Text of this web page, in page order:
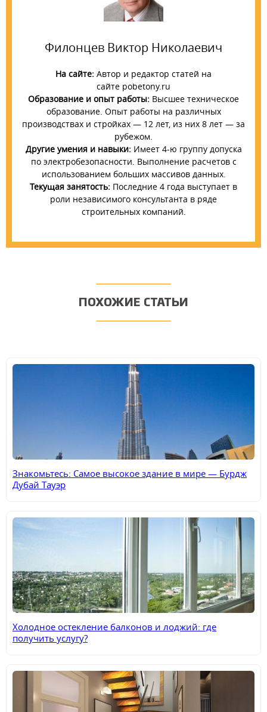
Филонцев Виктор Николаевич
На сайте: Автор и редактор статей на
сайте pobetony.ru
Образование и опыт работы: Высшее техническое
образование. Опыт работы на различных
производствах и стройках — 12 лет, из них 8 лет — за
рубежом.
Другие умения и навыки:Имеет 4-ю группу допуска
по электробезопасности. Выполнение расчетов с
использованием больших массивов данных.
Текущая занятость: Последние 4 года выступает в
роли независимого консультанта в ряде
строительных компаний.
ПОХОЖИЕ СТАТЬИ
Знакомьтесь: Самое высокое здание в мире — Бурдж
Дубай Тауэр
Холодное остекление балконов и лоджий: где
получить услугу?